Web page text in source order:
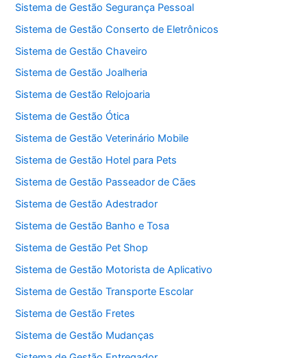
Sistema de Gestão Segurança Pessoal
Sistema de Gestão Conserto de Eletrônicos
Sistema de Gestão Chaveiro
Sistema de Gestão Joalheria
Sistema de Gestão Relojoaria
Sistema de Gestão Ótica
Sistema de Gestão Veterinário Mobile
Sistema de Gestão Hotel para Pets
Sistema de Gestão Passeador de Cães
Sistema de Gestão Adestrador
Sistema de Gestão Banho e Tosa
Sistema de Gestão Pet Shop
Sistema de Gestão Motorista de Aplicativo
Sistema de Gestão Transporte Escolar
Sistema de Gestão Fretes
Sistema de Gestão Mudanças